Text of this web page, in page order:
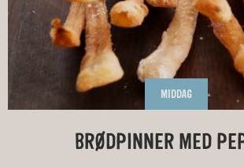
MIDDAG
BRØDPINNER MED